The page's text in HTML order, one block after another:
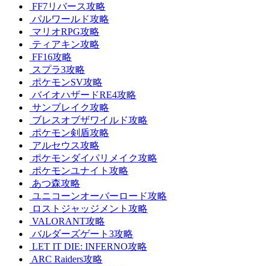
FF7リバース攻略
パルワールド攻略
マリオRPG攻略
ティアキン攻略
FF16攻略
スプラ3攻略
ポケモンSV攻略
バイオハザードRE4攻略
サンブレイク攻略
ブレスオブザワイルド攻略
ポケモン剣盾攻略
アルセウス攻略
ポケモンダイパリメイク攻略
ポケモンユナイト攻略
あつ森攻略
ユニコーンオーバーロード攻略
ロストジャッジメント攻略
VALORANT攻略
バルダーズゲート3攻略
LET IT DIE: INFERNO攻略
ARC Raiders攻略